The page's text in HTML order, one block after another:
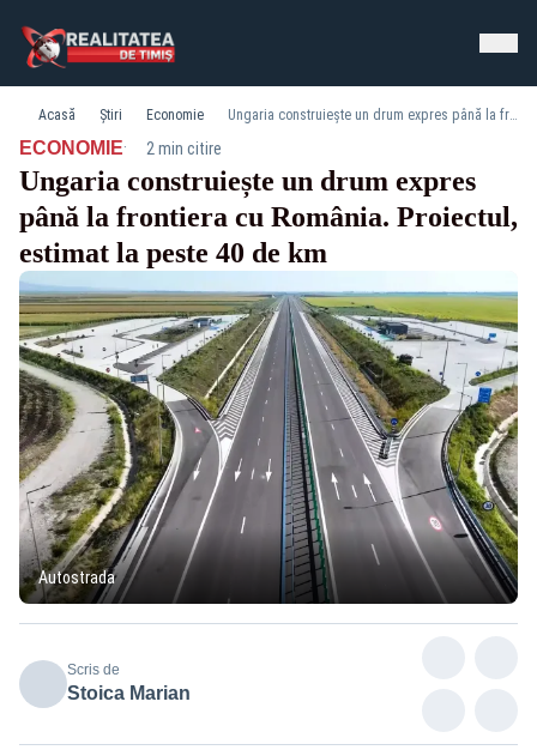
Acasă Știri Economie Ungaria construiește un drum expres până la frontiera cu România. Proiectul, estimat la peste 40 de km
ECONOMIE· 2 min citire
Ungaria construiește un drum expres
până la frontiera cu România. Proiectul,
estimat la peste 40 de km
Autostrada
Scris de
Stoica Marian